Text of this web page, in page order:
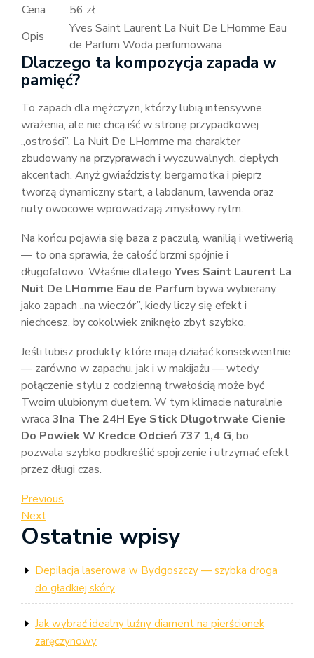
Cena
56 zł
Opis
Yves Saint Laurent La Nuit De LHomme Eau
de Parfum Woda perfumowana
Dlaczego ta kompozycja zapada w
pamięć?
To zapach dla mężczyzn, którzy lubią intensywne
wrażenia, ale nie chcą iść w stronę przypadkowej
„ostrości”. La Nuit De LHomme ma charakter
zbudowany na przyprawach i wyczuwalnych, ciepłych
akcentach. Anyż gwiaździsty, bergamotka i pieprz
tworzą dynamiczny start, a labdanum, lawenda oraz
nuty owocowe wprowadzają zmysłowy rytm.
Na końcu pojawia się baza z paczulą, wanilią i wetiwerią
— to ona sprawia, że całość brzmi spójnie i
długofalowo. Właśnie dlatego Yves Saint Laurent La
Nuit De LHomme Eau de Parfum bywa wybierany
jako zapach „na wieczór”, kiedy liczy się efekt i
niechcesz, by cokolwiek zniknęło zbyt szybko.
Jeśli lubisz produkty, które mają działać konsekwentnie
— zarówno w zapachu, jak i w makijażu — wtedy
połączenie stylu z codzienną trwałością może być
Twoim ulubionym duetem. W tym klimacie naturalnie
wraca 3Ina The 24H Eye Stick Długotrwałe Cienie
Do Powiek W Kredce Odcień 737 1,4 G, bo
pozwala szybko podkreślić spojrzenie i utrzymać efekt
przez długi czas.
Nawigacja
wpisu
Previous
Post
Previous
Next
Post
Next
Ostatnie wpisy
Depilacja laserowa w Bydgoszczy — szybka droga
do gładkiej skóry
Jak wybrać idealny luźny diament na pierścionek
zaręczynowy